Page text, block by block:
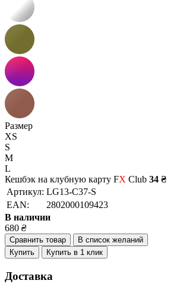
Размер
XS
S
M
L
Кешбэк на клубную карту FX Club 34 ₴
Артикул: LG13-C37-S
EAN:
2802000109423
В наличии
680 ₴
Сравнить товар
В список желаний
Купить
Купить в 1 клик
Доставка